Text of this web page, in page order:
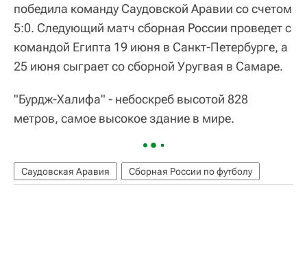
победила команду Саудовской Аравии со счетом
5:0. Следующий матч сборная России проведет с
командой Египта 19 июня в Санкт-Петербурге, а
25 июня сыграет со сборной Уругвая в Самаре.
"Бурдж-Халифа" - небоскреб высотой 828
метров, самое высокое здание в мире.
Саудовская Аравия Сборная России по футболу